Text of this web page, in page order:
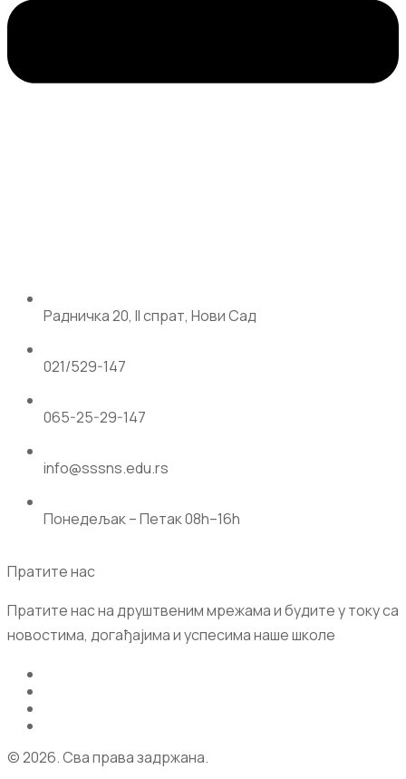
Радничка 20, II спрат, Нови Сад
021/529-147
065-25-29-147
info@sssns.edu.rs
Понедељак – Петак 08h–16h
Пратите нас
Пратите нас на друштвеним мрежама и будите у току са
новостима, догађајима и успесима наше школе
© 2026. Сва права задржана.